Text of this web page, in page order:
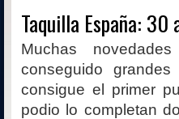
Taquilla España:
Muchas
conseguido
consigue el primer
podio lo completan